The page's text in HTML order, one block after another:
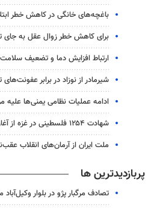
باغچه‌های خانگی در کاهش خطر
برای کاهش خطر زوال عقل به جای
ارتباط افزایش دما و تضعیف
شیرمادر از نوزاد در برابر
ادامه عملیات نظامی یمنی‌ها علیه
شهادت ۱۲۵۴ فلسطینی در غزه از آغاز آتش‌بس تاکنون
ملت ایران از آرمان‌های انقلاب
پربازدیدترین ها
تصادف مرگبار پژو در بلوار